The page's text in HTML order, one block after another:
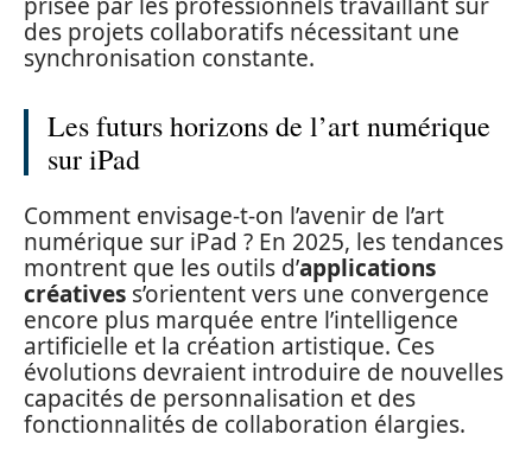
prisée par les professionnels travaillant sur
des projets collaboratifs nécessitant une
synchronisation constante.
Les futurs horizons de l’art numérique
sur iPad
Comment envisage-t-on l’avenir de l’art
numérique sur iPad ? En 2025, les tendances
montrent que les outils d’applications
créatives s’orientent vers une convergence
encore plus marquée entre l’intelligence
artificielle et la création artistique. Ces
évolutions devraient introduire de nouvelles
capacités de personnalisation et des
fonctionnalités de collaboration élargies.